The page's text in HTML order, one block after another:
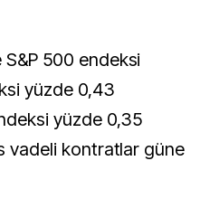
500 endeksi
yüzde 0,43
yüzde 0,35
vadeli kontratlar güne